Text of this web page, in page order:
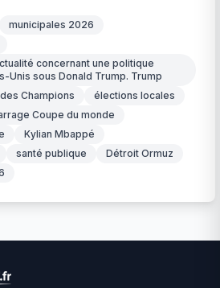
municipales 2026
concernant une politique
Unis sous Donald Trump. Trump
Champions
élections locales
Coupe du monde
Kylian Mbappé
santé publique
Détroit Ormuz